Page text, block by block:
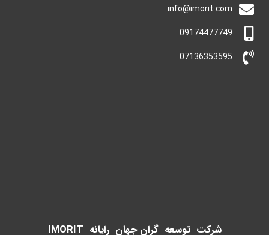
info@imorit.com
09174477749
07136353595
شرکت توسعه گران جهان رایانه IMORIT